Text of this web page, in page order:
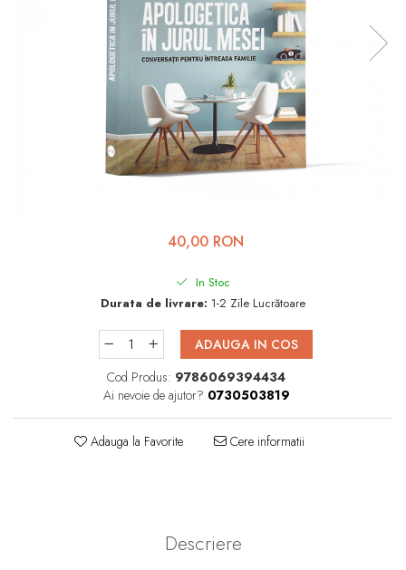
Viața de Familie
Prietenie, Logodnă și
Cărți de Colorat
Adolescenți și Tineri
Conducerea și Păstorirea
Consiliere
Lucrarea cu Copiii și Tinerii
40,00 RON
In Stoc
Durata de livrare: 1-2 Zile Lucrătoare
ADAUGA IN COS
Cod Produs: 9786069394434
Ai nevoie de ajutor? 0730503819
Adauga la Favorite Cere informatii
Descriere